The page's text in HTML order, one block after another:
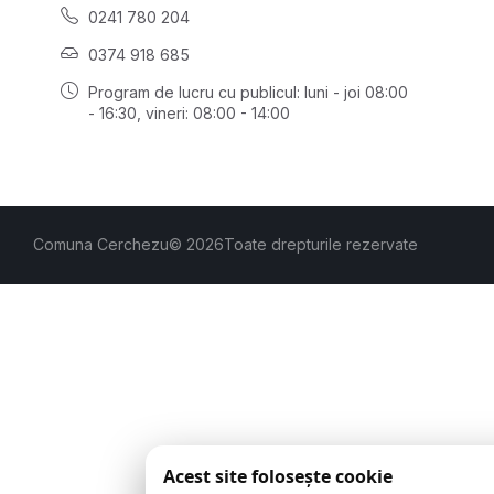
0241 780 204
0374 918 685
Program de lucru cu publicul: luni - joi 08:00
- 16:30 , vineri: 08:00 - 14:00
Comuna Cerchezu© 2026Toate drepturile rezervate
Acest site folosește cookie